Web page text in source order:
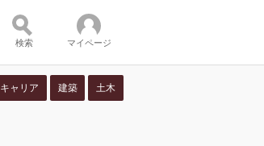
検索 マイページ
キャリア 建築 土木